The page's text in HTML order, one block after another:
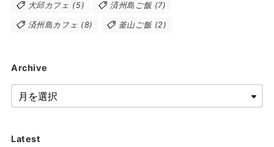
大邱カフェ (5) 済州島ご飯(7)
済州島カフェ (8) 釜山ご飯(2)
Archive
Latest